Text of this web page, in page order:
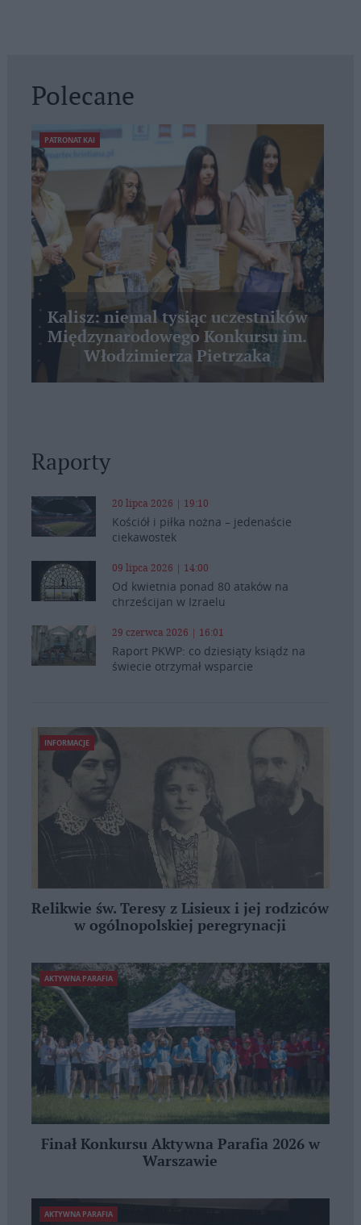
Polecane
PATRONAT KAI
Kalisz: niemal tysiąc uczestników
Międzynarodowego Konkursu im.
Włodzimierza Pietrzaka
Raporty
20 lipca 2026 | 19:10
Kościół i piłka nożna – jedenaście
ciekawostek
09 lipca 2026 | 14:00
Od kwietnia ponad 80 ataków na
chrześcijan w Izraelu
29 czerwca 2026 | 16:01
Raport PKWP: co dziesiąty ksiądz na
świecie otrzymał wsparcie
INFORMACJE
Relikwie św. Teresy z Lisieux i jej rodziców
w ogólnopolskiej peregrynacji
AKTYWNA PARAFIA
Finał Konkursu Aktywna Parafia 2026 w
Warszawie
AKTYWNA PARAFIA